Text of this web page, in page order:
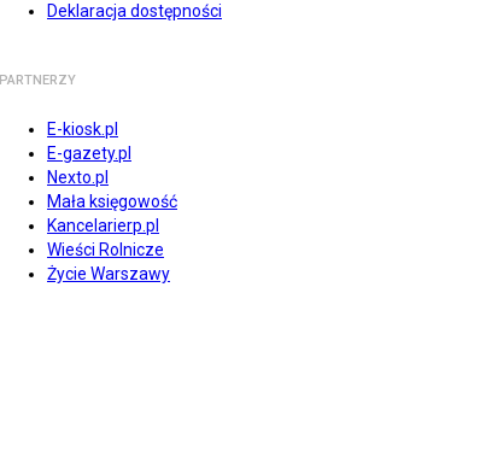
Deklaracja dostępności
PARTNERZY
E-kiosk.pl
E-gazety.pl
Nexto.pl
Mała księgowość
Kancelarierp.pl
Wieści Rolnicze
Życie Warszawy